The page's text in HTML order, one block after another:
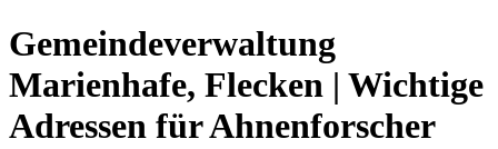
Gemeindeverwaltung
Marienhafe, Flecken | Wichtige
Adressen für Ahnenforscher